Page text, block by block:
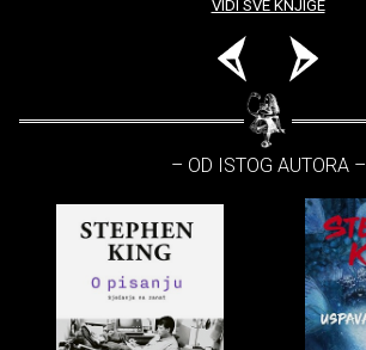
VIDI SVE KNJIGE
– OD ISTOG AUTORA –